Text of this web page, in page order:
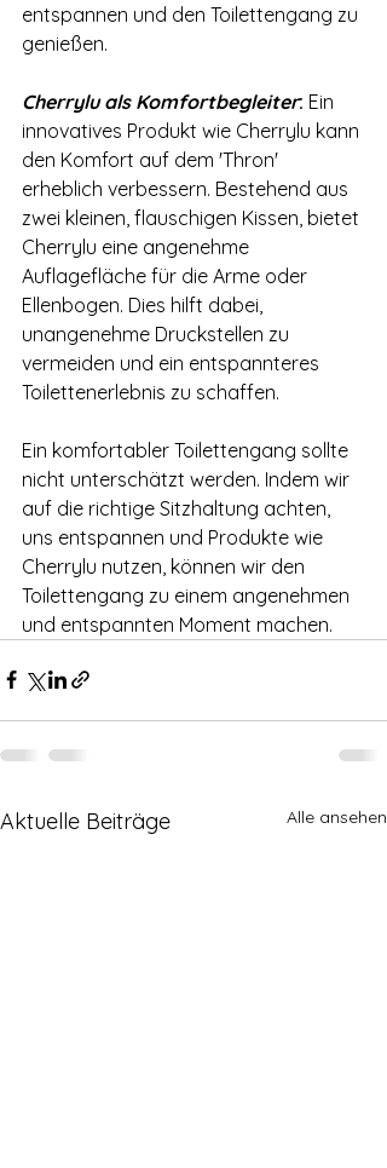
entspannen und den Toilettengang zu
genießen.
Cherrylu als Komfortbegleiter: Ein
innovatives Produkt wie Cherrylu kann
den Komfort auf dem 'Thron'
erheblich verbessern. Bestehend aus
zwei kleinen, flauschigen Kissen, bietet
Cherrylu eine angenehme
Auflagefläche für die Arme oder
Ellenbogen. Dies hilft dabei,
unangenehme Druckstellen zu
vermeiden und ein entspannteres
Toilettenerlebnis zu schaffen.
Ein komfortabler Toilettengang sollte
nicht unterschätzt werden. Indem wir
auf die richtige Sitzhaltung achten,
uns entspannen und Produkte wie
Cherrylu nutzen, können wir den
Toilettengang zu einem angenehmen
und entspannten Moment machen.
Aktuelle Beiträge Alle ansehen